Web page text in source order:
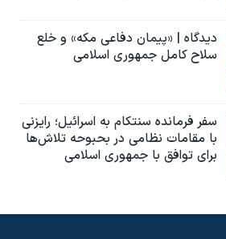
دیدگاه | «پیمان دفاعی مکه» و خلع
سلاح کامل جمهوری اسلامی
سفر فرمانده سنتکام به اسرائیل؛ رایزنی
با مقامات نظامی در بحبوحه تلاش‌ها
برای توافق با جمهوری اسلامی